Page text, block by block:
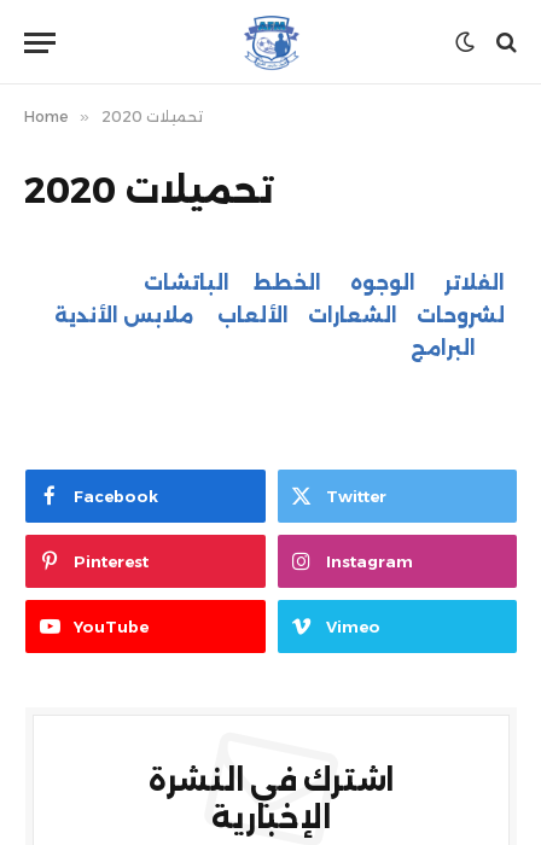
Home » تحميلات 2020
تحميلات 2020
الفلاتر الوجوه الخطط
الباتشات
لشروحات
الشعارات الألعاب
ملابس الأندية
البرامج
Facebook Twitter
Pinterest Instagram
YouTube Vimeo
اشترك في النشرة
الإخبارية